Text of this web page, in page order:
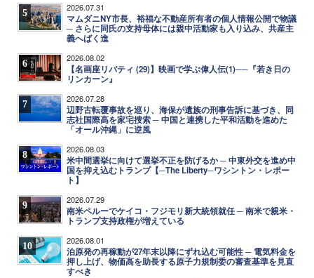
5 2026.07.31
マムダニNY市長、裕福な不動産所有者の個人情報公開で物議
─ さらに同氏の支持母体には親中活動家も入り込み、共産主
義へばく進
6 2026.08.02
【名画座リバティ (29)】映画で学ぶ偉人伝(1)──『若き日の
リンカーン』
7 2026.07.28
辺野古転覆事故を巡り、海保が遺族の刑事告訴に基づき、同
志社国際高を家宅捜索 ─ 中国と連携した平和活動を進めた
「オール沖縄」に逆風
8 2026.08.03
米中間選挙に向けて選挙不正を防げるか ─ 中東外交を進め中
国を抑え込むトランプ【─The Liberty─ワシントン・レポー
ト】
9 2026.07.29
南米ペルーでケイコ・フジモリ新大統領就任 ─ 南米で親米・
トランプ支持政権が増えている
10 2026.08.01
泊原発の再稼動が27年末以降にずれ込む可能性 ─ 電気料金を
押し上げ、物価高を助長する原子力規制委の審査基準を見直
すべき